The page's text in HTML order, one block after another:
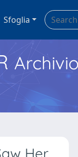
Sfoglia
Her